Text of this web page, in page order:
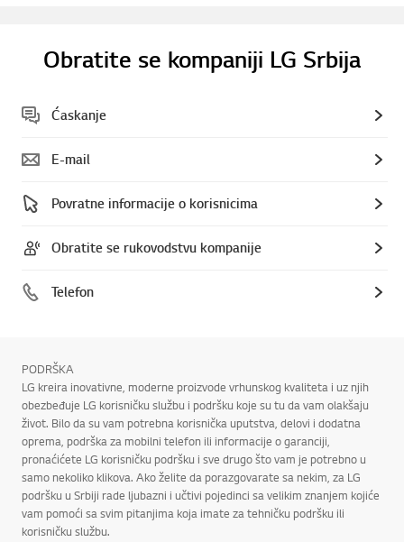
Obratite se kompaniji LG Srbija
Ćaskanje
E-mail
Povratne informacije o korisnicima
Obratite se rukovodstvu kompanije
Telefon
PODRŠKA
LG kreira inovativne, moderne proizvode vrhunskog kvaliteta i uz njih
obezbeđuje LG korisničku službu i podršku koje su tu da vam olakšaju
život. Bilo da su vam potrebna korisnička uputstva, delovi i dodatna
oprema, podrška za mobilni telefon ili informacije o garanciji,
pronaćićete LG korisničku podršku i sve drugo što vam je potrebno u
samo nekoliko klikova. Ako želite da porazgovarate sa nekim, za LG
podršku u Srbiji rade ljubazni i učtivi pojedinci sa velikim znanjem kojiće
vam pomoći sa svim pitanjima koja imate za tehničku podršku ili
korisničku službu.